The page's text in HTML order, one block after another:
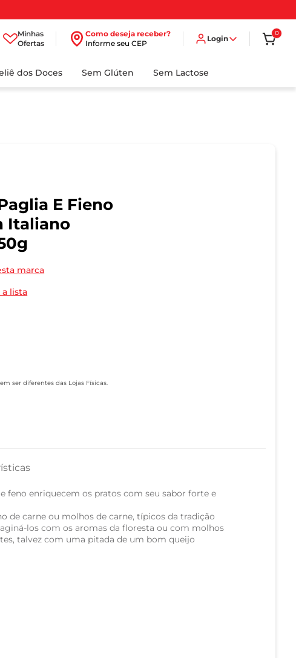
Minhas
Ofertas
Como deseja receber?
Informe seu CEP
Login
0
dos Doces Sem Glúten Sem Lactose
E Fieno
Italiano
marca
lista
ser diferentes das Lojas Físicas.
feno enriquecem os pratos com seu sabor forte e
de carne ou molhos de carne, típicos da tradição
los com os aromas da floresta ou com molhos
talvez com uma pitada de um bom queijo